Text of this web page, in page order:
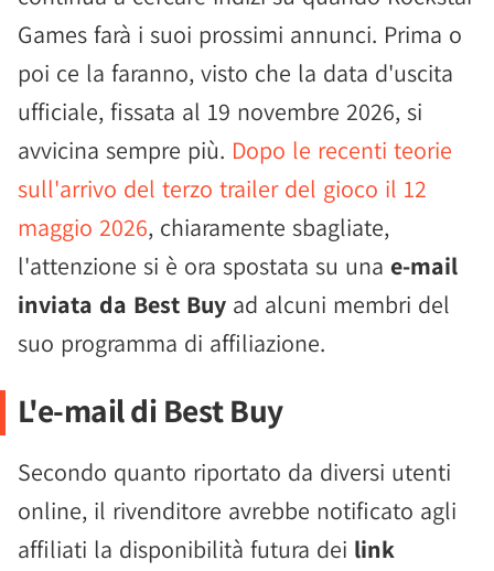
Games farà i suoi prossimi annunci. Prima o
poi ce la faranno, visto che la data d'uscita
ufficiale, fissata al 19 novembre 2026, si
avvicina sempre più. Dopo le recenti teorie
sull'arrivo del terzo trailer del gioco il 12
maggio 2026, chiaramente sbagliate,
l'attenzione si è ora spostata su una e-mail
inviata da Best Buy ad alcuni membri del
suo programma di affiliazione.
L'e-mail di Best Buy
Secondo quanto riportato da diversi utenti
online, il rivenditore avrebbe notificato agli
affiliati la disponibilità futura dei link